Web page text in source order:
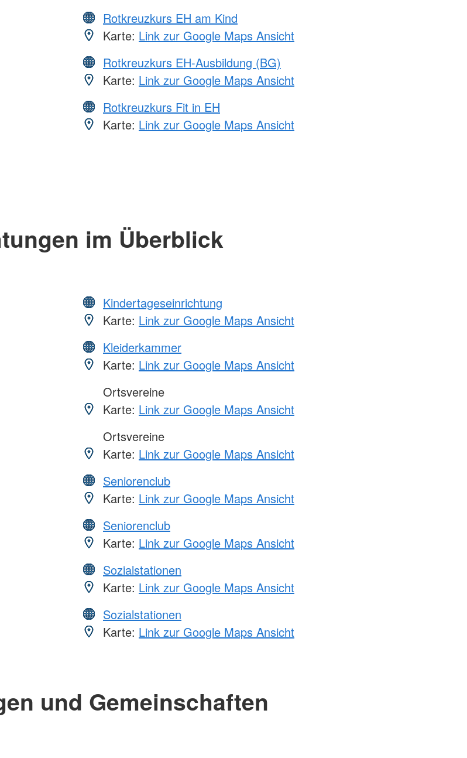
Rotkreuzkurs EH am Kind
Karte: Link zur Google Maps Ansicht
Rotkreuzkurs EH-Ausbildung (BG)
Karte: Link zur Google Maps Ansicht
Rotkreuzkurs Fit in EH
Karte: Link zur Google Maps Ansicht
im Überblick
Kindertageseinrichtung
Karte: Link zur Google Maps Ansicht
Kleiderkammer
Karte: Link zur Google Maps Ansicht
Ortsvereine
Karte: Link zur Google Maps Ansicht
Ortsvereine
Karte: Link zur Google Maps Ansicht
Seniorenclub
Karte: Link zur Google Maps Ansicht
Seniorenclub
Karte: Link zur Google Maps Ansicht
Sozialstationen
Karte: Link zur Google Maps Ansicht
Sozialstationen
Karte: Link zur Google Maps Ansicht
und Gemeinschaften